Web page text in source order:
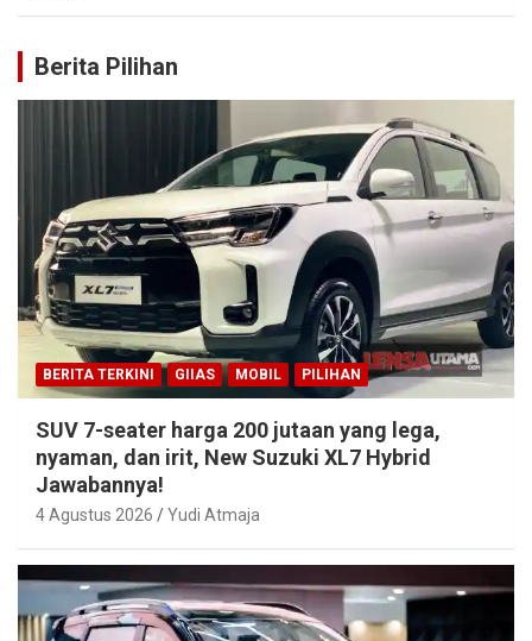
Berita Pilihan
BERITA TERKINI GIIAS MOBIL PILIHAN
SUV 7-seater harga 200 jutaan yang lega,
nyaman, dan irit, New Suzuki XL7 Hybrid
Jawabannya!
4 Agustus 2026 Yudi Atmaja